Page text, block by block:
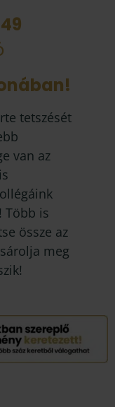
tetszését
van az
Több is
össze az
meg